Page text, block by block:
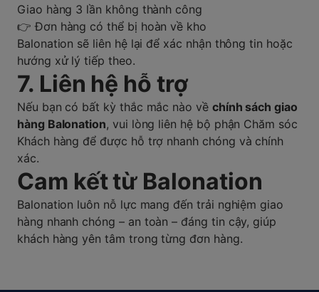
Giao hàng 3 lần không thành công
👉 Đơn hàng có thể bị hoàn về kho
Balonation sẽ liên hệ lại để xác nhận thông tin hoặc
hướng xử lý tiếp theo.
7. Liên hệ hỗ trợ
Nếu bạn có bất kỳ thắc mắc nào về chính sách giao
hàng Balonation, vui lòng liên hệ bộ phận Chăm sóc
Khách hàng để được hỗ trợ nhanh chóng và chính
xác.
Cam kết từ Balonation
Balonation luôn nỗ lực mang đến trải nghiệm giao
hàng nhanh chóng – an toàn – đáng tin cậy, giúp
khách hàng yên tâm trong từng đơn hàng.